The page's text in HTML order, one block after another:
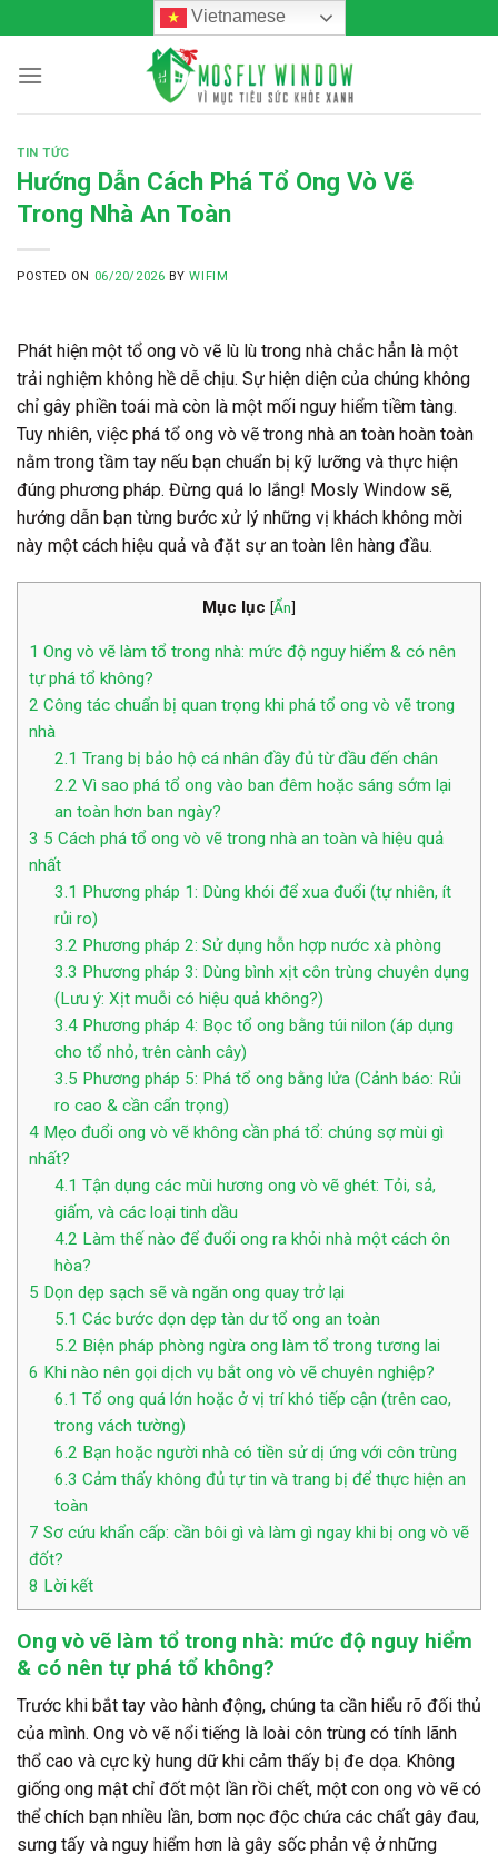
to
content
Vietnamese
TIN TỨC
Hướng Dẫn Cách Phá Tổ Ong Vò Vẽ
Trong Nhà An Toàn
POSTED ON 06/20/2026 BYWIFIM
Phát hiện một tổ ong vò vẽ lù lù trong nhà chắc hẳn là một
trải nghiệm không hề dễ chịu. Sự hiện diện của chúng không
chỉ gây phiền toái mà còn là một mối nguy hiểm tiềm tàng.
Tuy nhiên, việc phá tổ ong vò vẽ trong nhà an toàn hoàn toàn
nằm trong tầm tay nếu bạn chuẩn bị kỹ lưỡng và thực hiện
đúng phương pháp. Đừng quá lo lắng! Mosly Window sẽ,
hướng dẫn bạn từng bước xử lý những vị khách không mời
này một cách hiệu quả và đặt sự an toàn lên hàng đầu.
Mục lục [Ẩn]
1 Ong vò vẽ làm tổ trong nhà: mức độ nguy hiểm & có nên
tự phá tổ không?
2 Công tác chuẩn bị quan trọng khi phá tổ ong vò vẽ trong
nhà
2.1 Trang bị bảo hộ cá nhân đầy đủ từ đầu đến chân
2.2 Vì sao phá tổ ong vào ban đêm hoặc sáng sớm lại
an toàn hơn ban ngày?
3 5 Cách phá tổ ong vò vẽ trong nhà an toàn và hiệu quả
nhất
3.1 Phương pháp 1: Dùng khói để xua đuổi (tự nhiên, ít
rủi ro)
3.2 Phương pháp 2: Sử dụng hỗn hợp nước xà phòng
3.3 Phương pháp 3: Dùng bình xịt côn trùng chuyên dụng
(Lưu ý: Xịt muỗi có hiệu quả không?)
3.4Phương pháp 4: Bọc tổ ong bằng túi nilon (áp dụng
cho tổ nhỏ, trên cành cây)
3.5 Phương pháp 5: Phá tổ ong bằng lửa (Cảnh báo: Rủi
ro cao & cần cẩn trọng)
4 Mẹo đuổi ong vò vẽ không cần phá tổ: chúng sợ mùi gì
nhất?
4.1 Tận dụng các mùi hương ong vò vẽ ghét: Tỏi, sả,
giấm, và các loại tinh dầu
4.2 Làm thế nào để đuổi ong ra khỏi nhà một cách ôn
hòa?
5 Dọn dẹp sạch sẽ và ngăn ong quay trở lại
5.1 Các bước dọn dẹp tàn dư tổ ong an toàn
5.2 Biện pháp phòng ngừa ong làm tổ trong tương lai
6 Khi nào nên gọi dịch vụ bắt ong vò vẽ chuyên nghiệp?
6.1 Tổ ong quá lớn hoặc ở vị trí khó tiếp cận (trên cao,
trong vách tường)
6.2 Bạn hoặc người nhà có tiền sử dị ứng với côn trùng
6.3 Cảm thấy không đủ tự tin và trang bị để thực hiện an
toàn
7 Sơ cứu khẩn cấp: cần bôi gì và làm gì ngay khi bị ong vò vẽ
đốt?
8 Lời kết
Ong vò vẽ làm tổ trong nhà: mức độ nguy hiểm
& có nên tự phá tổ không?
Trước khi bắt tay vào hành động, chúng ta cần hiểu rõ đối thủ
của mình. Ong vò vẽ nổi tiếng là loài côn trùng có tính lãnh
thổ cao và cực kỳ hung dữ khi cảm thấy bị đe dọa. Không
giống ong mật chỉ đốt một lần rồi chết, một con ong vò vẽ có
thể chích bạn nhiều lần, bơm nọc độc chứa các chất gây đau,
sưng tấy và nguy hiểm hơn là gây sốc phản vệ ở những